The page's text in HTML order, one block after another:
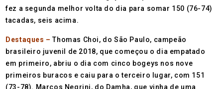
fez a segunda melhor volta do dia para somar 150 (76-74)
tacadas, seis acima.
Destaques – Thomas Choi, do São Paulo, campeão
brasileiro juvenil de 2018, que começou o dia empatado
em primeiro, abriu o dia com cinco bogeys nos nove
primeiros buracos e caiu para o terceiro lugar, com 151
(73-78). Marcos Negrini, do Damha, que vinha de uma